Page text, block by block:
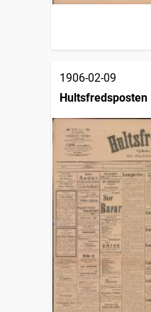
1906-02-09
Hultsfredsposten